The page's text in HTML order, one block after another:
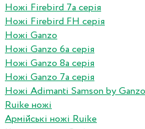
Ножі Firebird 7а серія
Ножі Firebird FH серія
Ножі Ganzo
Ножі Ganzo 6а серія
Ножі Ganzo 8а серія
Ножі Ganzo 7а серія
Ножі Adimanti Samson by Ganzo
Ruike ножі
Армійські ножі Ruike